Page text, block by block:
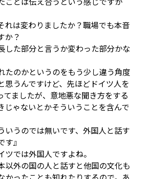
れは変わりましたか？職場でも本音
か？
した部分と言うか変わった部分かな
たのかというのをもう少し違う角度
思うんですけど、先ほどドイツ人を
てましたが、意地悪な聞き方をする
じゃないとかそういうことを含んで
いうのでは無いです、外国人と話す
』
では外国人ですよね。
以外の国の人と話すと他国の文化も